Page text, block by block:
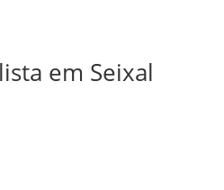
em Seixal